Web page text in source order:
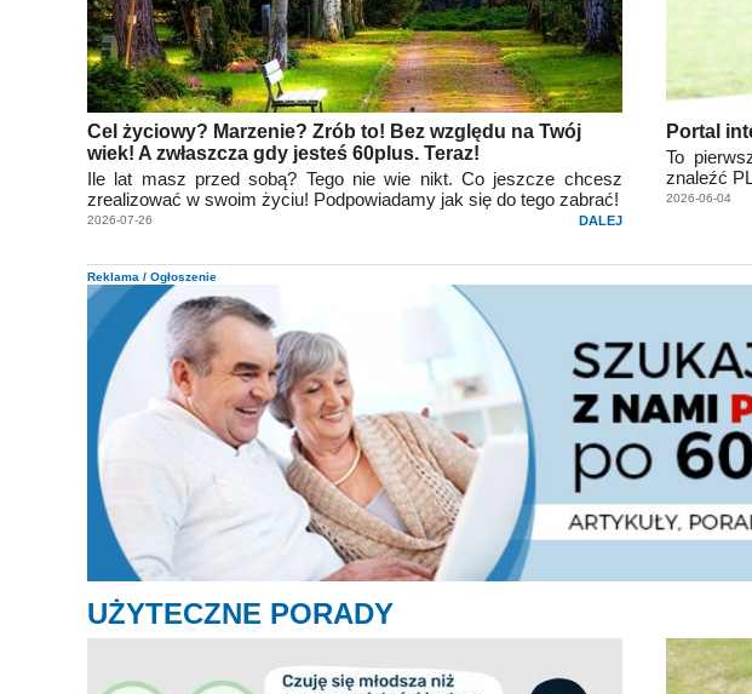
Cel życiowy? Marzenie? Zrób to! Bez względu na Twój
wiek! A zwłaszcza gdy jesteś 60plus. Teraz!
Ile lat masz przed sobą? Tego nie wie nikt. Co jeszcze chcesz
zrealizować w swoim życiu! Podpowiadamy jak się do tego zabrać!
2026-07-26 DALEJ
Portal
To
znaleźć
2026-06-04
Reklama / Ogłoszenie
UŻYTECZNE PORADY